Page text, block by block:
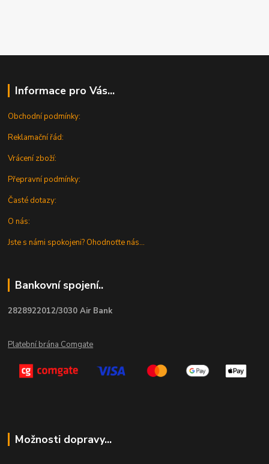
Informace pro Vás...
Obchodní podmínky:
Reklamační řád:
Vrácení zboží:
Přepravní podmínky:
Časté dotazy:
O nás:
Jste s námi spokojeni? Ohodnoťte nás...
Bankovní spojení..
2828922012/3030 Air Bank
Platební brána Comgate
Možnosti dopravy...